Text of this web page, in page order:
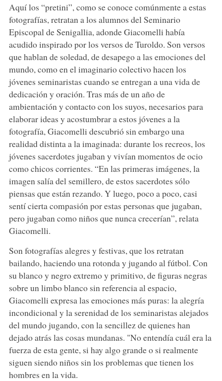
Aquí los “pretini”, como se conoce comúnmente a estas
fotografías, retratan a los alumnos del Seminario
Episcopal de Senigallia, adonde Giacomelli había
acudido inspirado por los versos de Turoldo. Son versos
que hablan de soledad, de desapego a las emociones del
mundo, como en el imaginario colectivo hacen los
jóvenes seminaristas cuando se entregan a una vida de
dedicación y oración. Tras más de un año de
ambientación y contacto con los suyos, necesarios para
elaborar ideas y acostumbrar a estos jóvenes a la
fotografía, Giacomelli descubrió sin embargo una
realidad distinta a la imaginada: durante los recreos, los
jóvenes sacerdotes jugaban y vivían momentos de ocio
como chicos corrientes. “En las primeras imágenes, la
imagen salía del semillero, de estos sacerdotes sólo
piensas que están rezando. Y luego, poco a poco, casi
sentí cierta compasión por estas personas que jugaban,
pero jugaban como niños que nunca crecerían”, relata
Giacomelli.
Son fotografías alegres y festivas, que los retratan
bailando, haciendo una rotonda y jugando al fútbol. Con
su blanco y negro extremo y primitivo, de figuras negras
sobre un limbo blanco sin referencia al espacio,
Giacomelli expresa las emociones más puras: la alegría
incondicional y la serenidad de los seminaristas alejados
del mundo jugando, con la sencillez de quienes han
dejado atrás las cosas mundanas. "No entendía cuál era la
fuerza de esta gente, si hay algo grande o si realmente
siguen siendo niños sin los problemas que tienen los
hombres en la vida.